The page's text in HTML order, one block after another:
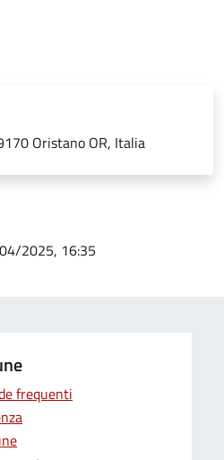
Oristano OR, Italia
2025, 16:35
frequenti